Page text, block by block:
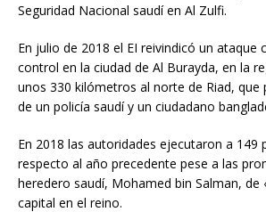
Seguridad Nacional saudí en Al Zulfi.
En julio de 2018 el EI reivindicó un ataque
control en la ciudad de Al Burayda, en la
unos 330 kilómetros al norte de Riad,
de un policía saudí y un ciudadano
En 2018 las autoridades ejecutaron a 149
respecto al año precedente pese a las
heredero saudí, Mohamed bin Salman, de
capital en el reino.